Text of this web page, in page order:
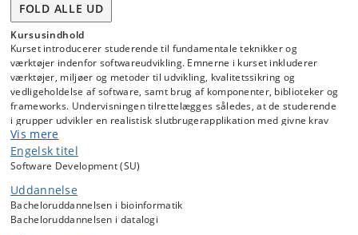
FOLD ALLE UD
Kursusindhold
Kurset introducerer studerende til fundamentale teknikker og
værktøjer indenfor softwareudvikling. Emnerne i kurset inkluderer
værktøjer, miljøer og metoder til udvikling, kvalitetssikring og
vedligeholdelse af software, samt brug af komponenter, biblioteker og
frameworks. Undervisningen tilrettelægges således, at de studerende
i grupper udvikler en realistisk slutbrugerapplikation med givne krav
under anvendelse af teknikker og værktøjer fra kurset.
Vis mere
Engelsk titel
Software Development (SU)
Uddannelse
Bacheloruddannelsen i bioinformatik
Bacheloruddannelsen i datalogi